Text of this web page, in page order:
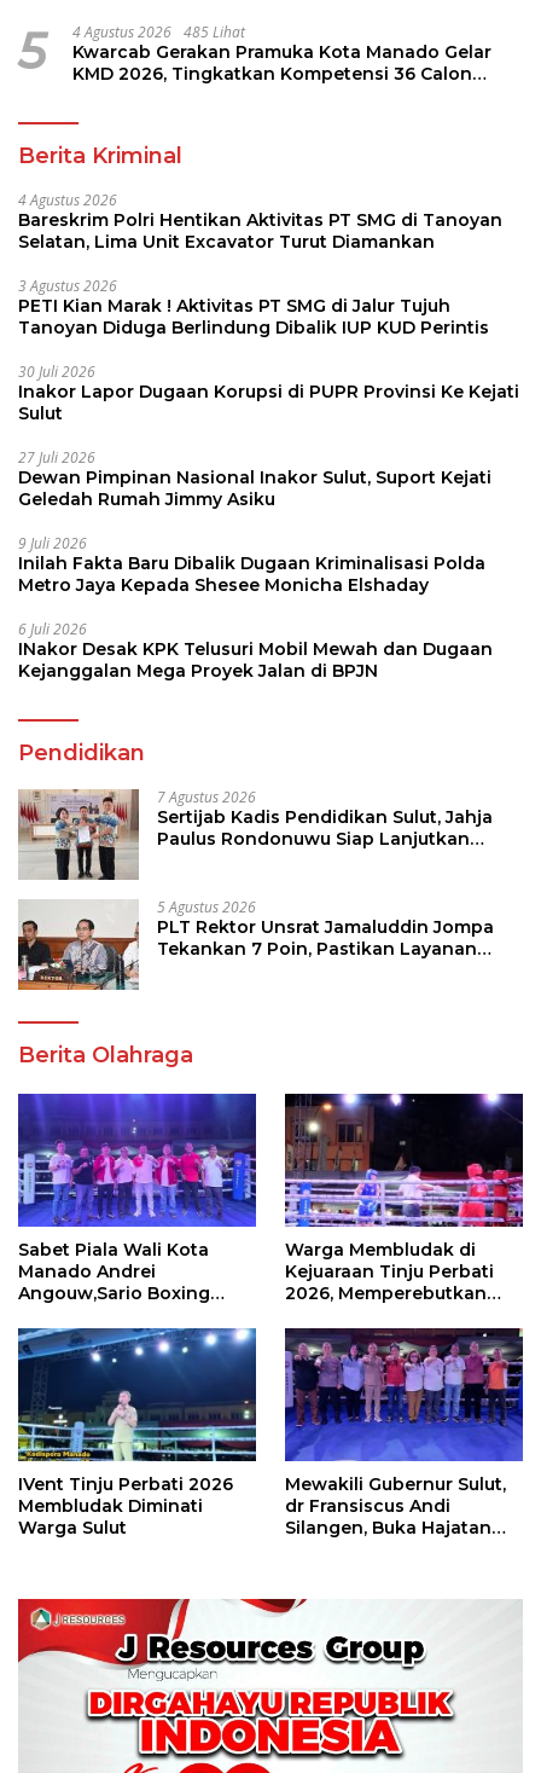
5 4 Agustus 2026 485 Lihat
Kwarcab Gerakan Pramuka Kota Manado Gelar
KMD 2026, Tingkatkan Kompetensi 36 Calon
Berita Kriminal
4 Agustus 2026
Bareskrim Polri Hentikan Aktivitas PT SMG di Tanoyan
Selatan, Lima Unit Excavator Turut Diamankan
3 Agustus 2026
PETI Kian Marak ! Aktivitas PT SMG di Jalur Tujuh
Tanoyan Diduga Berlindung Dibalik IUP KUD Perintis
30 Juli 2026
Inakor Lapor Dugaan Korupsi di PUPR Provinsi Ke Kejati
Sulut
27 Juli 2026
Dewan Pimpinan Nasional Inakor Sulut, Suport Kejati
Geledah Rumah Jimmy Asiku
9 Juli 2026
Inilah Fakta Baru Dibalik Dugaan Kriminalisasi Polda
Metro Jaya Kepada Shesee Monicha Elshaday
6 Juli 2026
INakor Desak KPK Telusuri Mobil Mewah dan Dugaan
Kejanggalan Mega Proyek Jalan di BPJN
Pendidikan
7 Agustus 2026
Sertijab Kadis Pendidikan Sulut, Jahja
Paulus Rondonuwu Siap Lanjutkan
5 Agustus 2026
PLT Rektor Unsrat Jamaluddin Jompa
Tekankan 7 Poin, Pastikan Layanan
Berita Olahraga
Sabet Piala Wali Kota
Manado Andrei
Angouw,Sario Boxing
Perbati 2026
Warga Membludak di
Kejuaraan Tinju Perbati
2026, Memperebutkan
IVent Tinju Perbati 2026
Membludak Diminati
Warga Sulut
Mewakili Gubernur Sulut,
dr Fransiscus Andi
Silangen, Buka Hajatan